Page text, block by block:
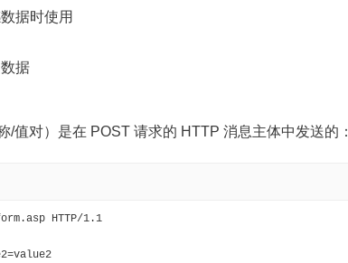
据时使用
据
/值对）是在 POST 请求的 HTTP 消息主体中发送的：
HTTP/1.1